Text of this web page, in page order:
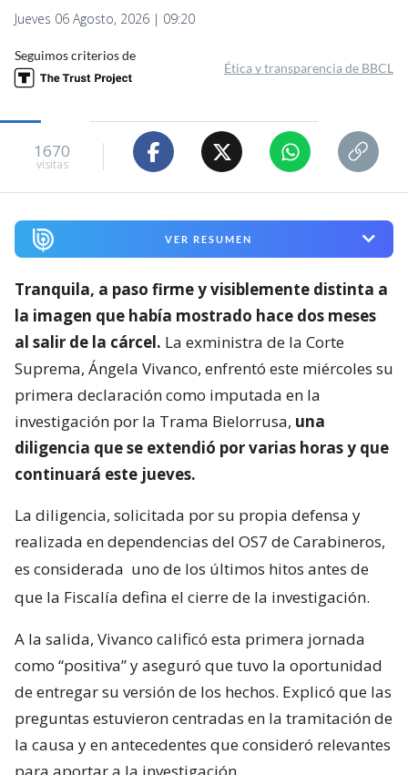
Jueves 06 Agosto, 2026 | 09:20
Seguimos criterios de
Ética y transparencia de BBCL
1670
visitas
VER RESUMEN
Tranquila, a paso firme y visiblemente distinta a
la imagen que había mostrado hace dos meses
al salir de la cárcel. La exministra de la Corte
Suprema, Ángela Vivanco, enfrentó este miércoles su
primera declaración como imputada en la
investigación por la Trama Bielorrusa, una
diligencia que se extendió por varias horas y que
continuará este jueves.
La diligencia, solicitada por su propia defensa y
realizada en dependencias del OS7 de Carabineros,
es considerada uno de los últimos hitos antes de
que la Fiscalía defina el cierre de la investigación.
A la salida, Vivanco calificó esta primera jornada
como “positiva” y aseguró que tuvo la oportunidad
de entregar su versión de los hechos. Explicó que las
preguntas estuvieron centradas en la tramitación de
la causa y en antecedentes que consideró relevantes
para aportar a la investigación.